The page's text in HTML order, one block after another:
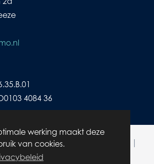
werking maakt deze
van cookies.
4084 36
| Alle rechten voorbehouden |
|Disclaimer/ Privacybeleid